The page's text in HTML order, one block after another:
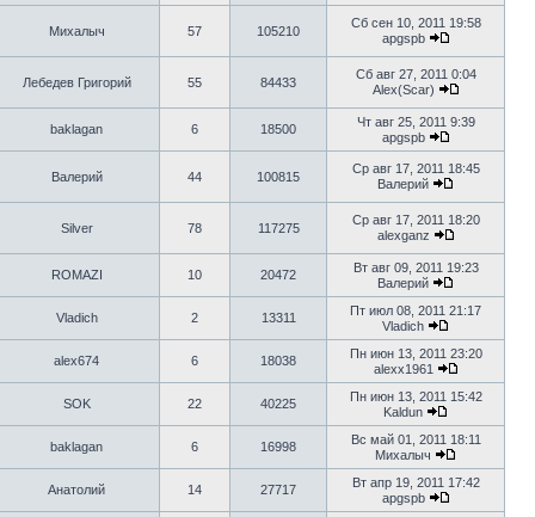
Михалыч 57 105210
Сб сен 10, 2011 19:58
apgspb
Лебедев Григорий 55 84433
Сб авг 27, 2011 0:04
Alex(Scar)
baklagan 6 18500
Чт авг 25, 2011 9:39
apgspb
Валерий 44 100815
Ср авг 17, 2011 18:45
Валерий
Silver 78 117275
Ср авг 17, 2011 18:20
alexganz
ROMAZI 10 20472
Вт авг 09, 2011 19:23
Валерий
Vladich 2 13311
Пт июл 08, 2011 21:17
Vladich
alex674 6 18038
Пн июн 13, 2011 23:20
alexx1961
SOK 22 40225
Пн июн 13, 2011 15:42
Kaldun
baklagan 6 16998
Вс май 01, 2011 18:11
Михалыч
Анатолий 14 27717
Вт апр 19, 2011 17:42
apgspb